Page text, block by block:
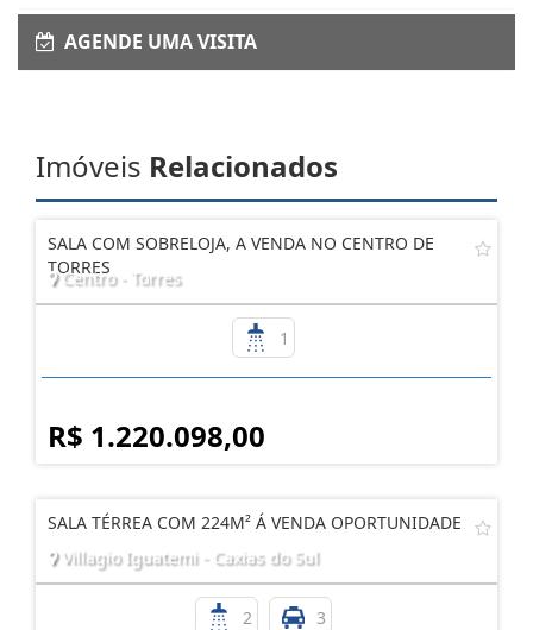
AGENDE UMA VISITA
Imóveis Relacionados
SALA COM SOBRELOJA, A VENDA NO CENTRO DE
TORRES
Centro - Torres
1
R$ 1.220.098,00
SALA TÉRREA COM 224M² Á VENDA OPORTUNIDADE
Villagio Iguatemi - Caxias do Sul
2 3